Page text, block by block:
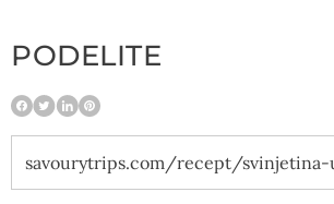
PODELITE
savourytrips.com/recept/